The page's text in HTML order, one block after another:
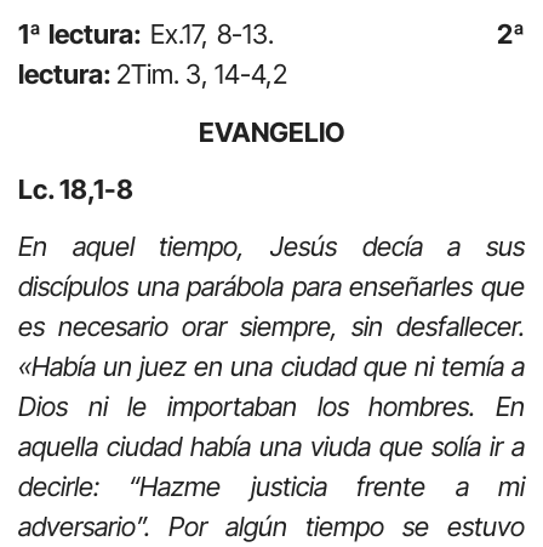
1ª lectura: Ex.17, 8-13. 2ª
lectura: 2Tim. 3, 14-4,2
EVANGELIO
Lc. 18,1-8
En aquel tiempo, Jesús decía a sus
discípulos una parábola para enseñarles que
es necesario orar siempre, sin desfallecer.
«Había un juez en una ciudad que ni temía a
Dios ni le importaban los hombres. En
aquella ciudad había una viuda que solía ir a
decirle: “Hazme justicia frente a mi
adversario”. Por algún tiempo se estuvo